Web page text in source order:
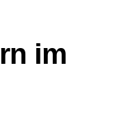
im